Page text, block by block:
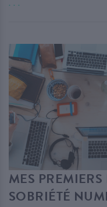
. . .
MES
SOBRIÉTÉ